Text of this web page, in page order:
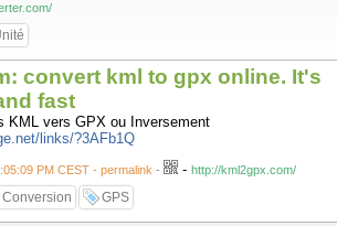
convert kml to gpx online. It's
fast
KML vers GPX ou Inversement
links/?3AFb1Q
PM CEST - permalink - - http://kml2gpx.com/
Conversion GPS